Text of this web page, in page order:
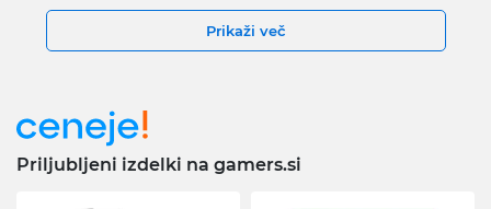
Prikaži več
Priljubljeni izdelki na gamers.si